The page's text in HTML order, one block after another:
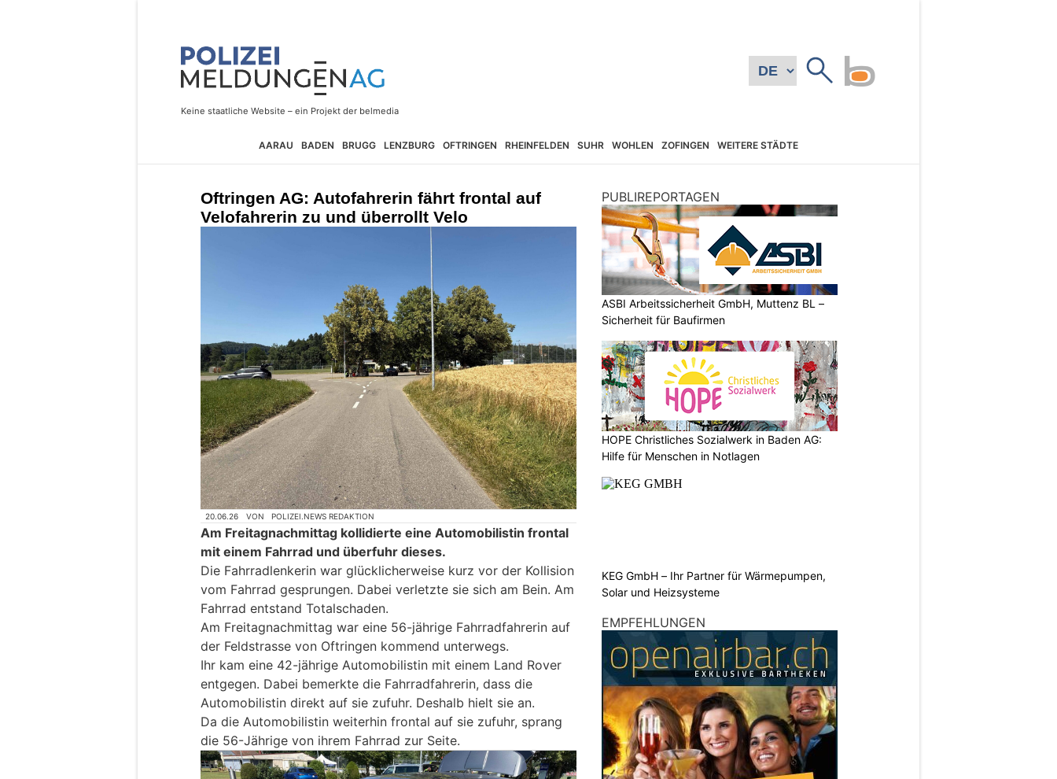
AARAU BADEN BRUGG LENZBURG OFTRINGEN RHEINFELDEN SUHR WOHLEN ZOFINGEN WEITERE STÄDTE
Oftringen AG: Autofahrerin fährt frontal auf
Velofahrerin zu und überrollt Velo
20.06.26 VON POLIZEI.NEWS REDAKTION
Am Freitagnachmittag kollidierte eine Automobilistin frontal
mit einem Fahrrad und überfuhr dieses.
Die Fahrradlenkerin war glücklicherweise kurz vor der Kollision
vom Fahrrad gesprungen. Dabei verletzte sie sich am Bein. Am
Fahrrad entstand Totalschaden.
Am Freitagnachmittag war eine 56-jährige Fahrradfahrerin auf
der Feldstrasse von Oftringen kommend unterwegs.
Ihr kam eine 42-jährige Automobilistin mit einem Land Rover
entgegen. Dabei bemerkte die Fahrradfahrerin, dass die
Automobilistin direkt auf sie zufuhr. Deshalb hielt sie an.
Da die Automobilistin weiterhin frontal auf sie zufuhr, sprang
die 56-Jährige von ihrem Fahrrad zur Seite.
PUBLIREPORTAGEN
ASBI Arbeitssicherheit GmbH, Muttenz BL –
Sicherheit für Baufirmen
HOPE Christliches Sozialwerk in Baden AG:
Hilfe für Menschen in Notlagen
KEG GmbH – Ihr Partner für Wärmepumpen,
Solar und Heizsysteme
EMPFEHLUNGEN